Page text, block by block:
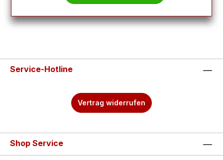
Service-Hotline
Vertrag widerrufen
Shop Service